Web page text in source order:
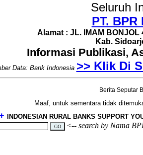
Seluruh
PT.
Alamat : JL. IMAM BONJOL
Kab.
Informasi Publikasi,
Data: Bank Indonesia >> Klik Di
Berita Seputar
Maaf, untuk sementara tidak
INDONESIAN RURAL BANKS SUPPORT
<-- search by Nama